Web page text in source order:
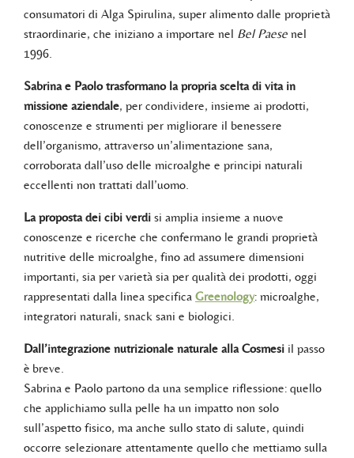
consumatori di Alga Spirulina, super alimento dalle proprietà
straordinarie, che iniziano a importare nel Bel Paese nel
1996.
Sabrina e Paolo trasformano la propria scelta di vita in
missione aziendale, per condividere, insieme ai prodotti,
conoscenze e strumenti per migliorare il benessere
dell’organismo, attraverso un’alimentazione sana,
corroborata dall’uso delle microalghe e principi naturali
eccellenti non trattati dall’uomo.
La proposta dei cibi verdi si amplia insieme a nuove
conoscenze e ricerche che confermano le grandi proprietà
nutritive delle microalghe, fino ad assumere dimensioni
importanti, sia per varietà sia per qualità dei prodotti, oggi
rappresentati dalla linea specifica Greenology: microalghe,
integratori naturali, snack sani e biologici.
Dall’integrazione nutrizionale naturale alla Cosmesi il passo
è breve.
Sabrina e Paolo partono da una semplice riflessione: quello
che applichiamo sulla pelle ha un impatto non solo
sull’aspetto fisico, ma anche sullo stato di salute, quindi
occorre selezionare attentamente quello che mettiamo sulla